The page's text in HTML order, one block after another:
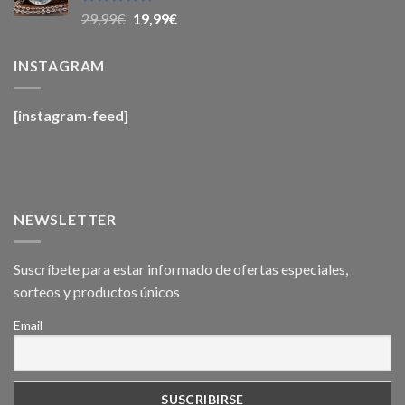
29,99€.19,99€.
Valorado
con
29,99€ El
19,99€El
INSTAGRAM
[instagram-feed]
NEWSLETTER
Suscríbete para estar informado de ofertas especiales,
sorteos y productos únicos
Email